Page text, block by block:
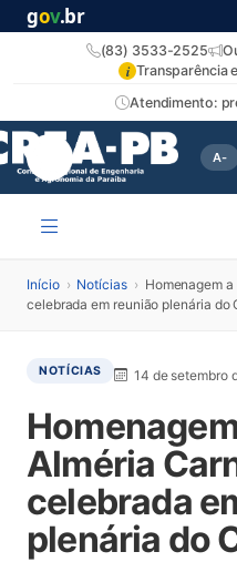
gov.br
Atendimento:
(83) 3533-2525
i Transparência
A-
Início › Notícias › Homenagem
celebrada em reunião plenária do
NOTÍCIAS 14 de setembro
Alméria
celebrada
plenária do